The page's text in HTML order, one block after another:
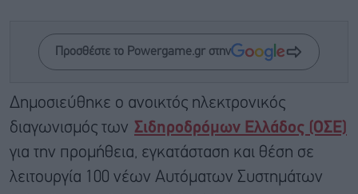
Προσθέστε το Powergame.gr στην
Δημοσιεύθηκε ο ανοικτός ηλεκτρονικός
διαγωνισμός των Σιδηροδρόμων Ελλάδος (ΟΣΕ)
για την προμήθεια, εγκατάσταση και θέση σε
λειτουργία 100 νέων Αυτόματων Συστημάτων